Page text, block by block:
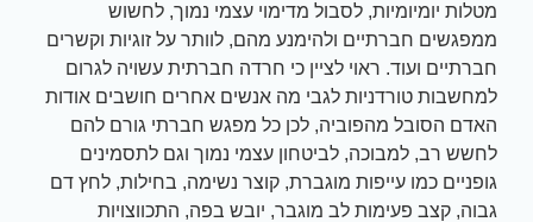
מטלות יומיומיות, לסבול מדימוי עצמי נמוך, לחשוש
ממפגשים חברתיים ולהימנע מהם, לוותר על זוגיות וקשרים
חברתיים ועוד. ראוי לציין כי חרדה חברתית עשויה לגרום
למחשבות טורדניות לגבי מה אנשים אחרים חושבים אודות
האדם הסובל מהפוביה, לכן כל מפגש חברתי גורם להם
לחשש רב, למבוכה, לביטחון עצמי נמוך וגם לתסמינים
גופניים כמו עייפות מוגברת, קוצר נשימה, בחילות, לחץ דם
גבוה, קצב פעימות לב מוגבר, יובש בפה, התכווצויות